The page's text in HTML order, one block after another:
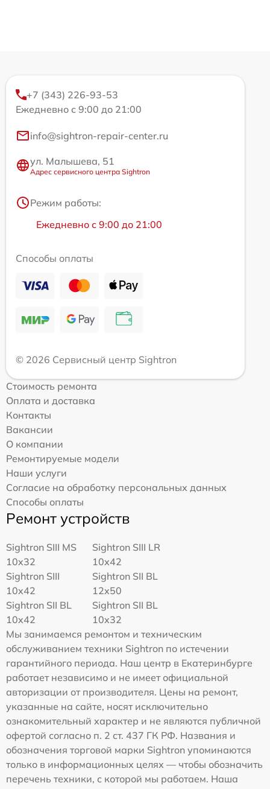
+7 (343) 226-93-53
Ежедневно с 9:00 до 21:00
info@sightron-repair-center.ru
ул. Малышева, 51
Адрес сервисного центра Sightron
Режим работы:
Ежедневно с 9:00 до 21:00
Способы оплаты
© 2026 Сервисный центр Sightron
Стоимость ремонта
Оплата и доставка
Контакты
Вакансии
О компании
Ремонтируемые модели
Наши услуги
Согласие на обработку персональных данных
Способы оплаты
Ремонт устройств
Sightron SIII MS
10x32
Sightron SIII LR
10x42
Sightron SIII
10x42
Sightron SII BL
12x50
Sightron SII BL
10x42
Sightron SII BL
10x32
Мы занимаемся ремонтом и техническим
обслуживанием техники Sightron по истечении
гарантийного периода. Наш центр в Екатеринбурге
работает независимо и не имеет официальной
авторизации от производителя. Цены на ремонт,
указанные на сайте, носят исключительно
ознакомительный характер и не являются публичной
офертой согласно п. 2 ст. 437 ГК РФ. Названия и
обозначения торговой марки Sightron упоминаются
только в информационных целях — чтобы обозначить
перечень техники, с которой мы работаем. Наша